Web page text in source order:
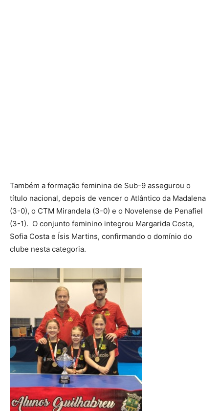
Também a formação feminina de Sub-9 assegurou o
título nacional, depois de vencer o Atlântico da Madalena
(3-0), o CTM Mirandela (3-0) e o Novelense de Penafiel
(3-1). O conjunto feminino integrou Margarida Costa,
Sofia Costa e Ísis Martins, confirmando o domínio do
clube nesta categoria.